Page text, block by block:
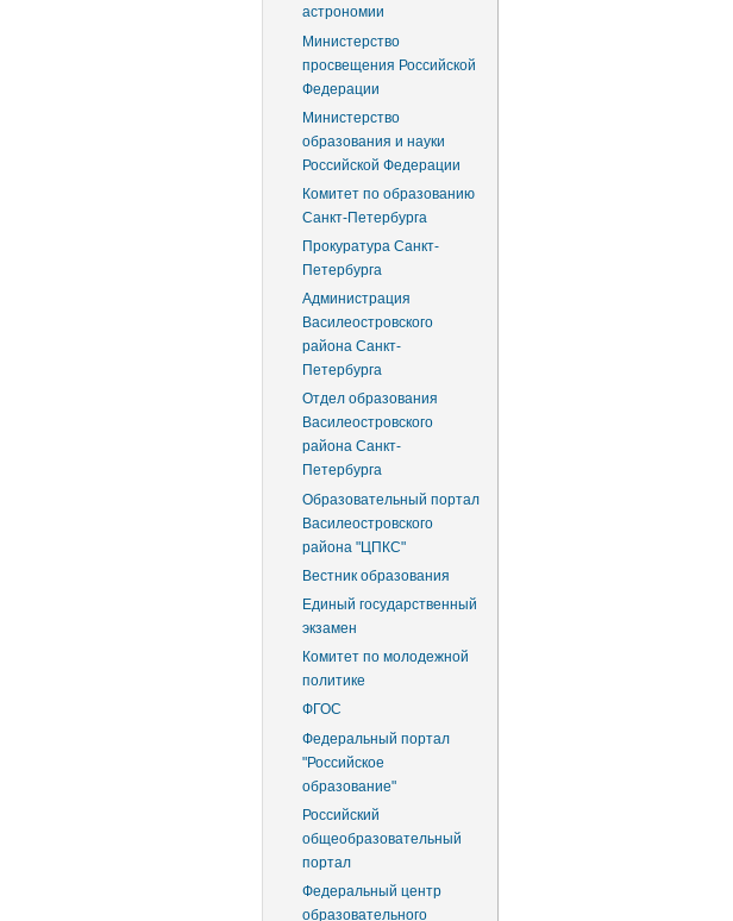
астрономии
Министерство
просвещения Российской
Федерации
Министерство
образования и науки
Российской Федерации
Комитет по образованию
Санкт-Петербурга
Прокуратура Санкт-
Петербурга
Администрация
Василеостровского
района Санкт-
Петербурга
Отдел образования
Василеостровского
района Санкт-
Петербурга
Образовательный портал
Василеостровского
района "ЦПКС"
Вестник образования
Единый государственный
экзамен
Комитет по молодежной
политике
ФГОС
Федеральный портал
"Российское
образование"
Российский
общеобразовательный
портал
Федеральный центр
образовательного